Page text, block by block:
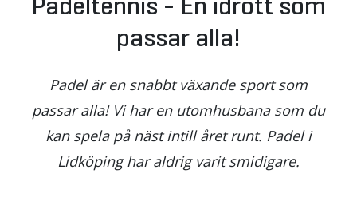
passar alla!
Padel är en snabbt växande sport som
passar alla! Vi har en utomhusbana som du
kan spela på näst intill året runt. Padel i
Lidköping har aldrig varit smidigare.